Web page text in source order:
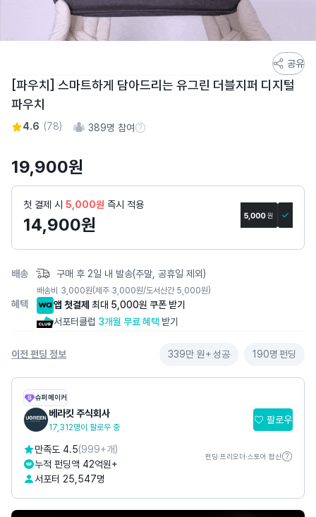
토
어
스
토
상
공유
[파우치] 스마트하게 담아드리는 유그린 더블지퍼 디지털
파우치
4.6 (78) 389명 참여참여 수 정보
19,900원
첫 결제 시 5,000원 즉시 적용
14,900원
배송 구매 후 2일 내 발송(주말, 공휴일 제외)
배송비 3,000원(제주 3,000원/도서산간 5,000원)
혜택 앱 첫결제 최대 5,000원 쿠폰 받기
서포터클럽 3개월 무료 혜택 받기
이전 펀딩 정보 339만 원+성공 190명 펀딩
슈퍼메이커
베라킷 주식회사
17,312명이 팔로우 중
팔로우
만족도 4.5(999+개)
누적 펀딩액 42억원+
서포터 25,547명
펀딩·프리오더·스토어 합산